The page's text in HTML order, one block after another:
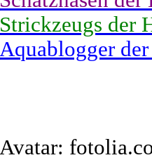
Strickzeugs der
Aquablogger
Avatar: